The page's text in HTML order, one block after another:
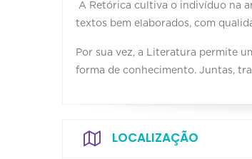
A Retórica cultiva o indivíduo na
textos bem elaborados, com
Por sua vez, a Literatura permite
forma de conhecimento. Juntas,
LOCALIZAÇÃO